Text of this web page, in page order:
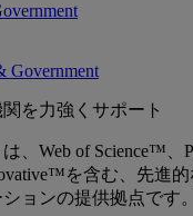
Government
を力強くサポート
、Web of Science™、
を含む、先進的
ョンの提供拠点です。